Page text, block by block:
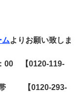
ムよりお願い致しま
00 【0120-119-
帯 【0120-293-